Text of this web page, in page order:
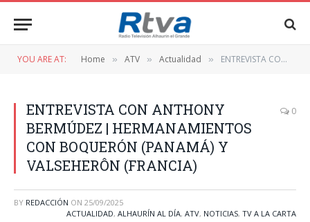
YOU ARE AT: Home » ATV » Actualidad » ENTREVISTA CON ANTHONY BERMÚDEZ | HERMANAMIENTOS CON BOQUERÓN (PANAMÁ) Y VALSEHERÔN (FRANCIA)
ENTREVISTA CON ANTHONY
BERMÚDEZ | HERMANAMIENTOS
CON BOQUERÓN (PANAMÁ) Y
VALSEHERÔN (FRANCIA)
0
BY REDACCIÓN ON 25/09/2025
ACTUALIDAD, ALHAURÍN AL DÍA, ATV, NOTICIAS, TV A LA CARTA